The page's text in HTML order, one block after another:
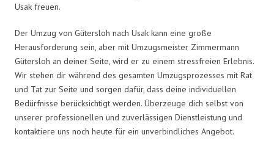
Usak freuen.
Der Umzug von Gütersloh nach Usak kann eine große
Herausforderung sein, aber mit Umzugsmeister Zimmermann
Gütersloh an deiner Seite, wird er zu einem stressfreien Erlebnis.
Wir stehen dir während des gesamten Umzugsprozesses mit Rat
und Tat zur Seite und sorgen dafür, dass deine individuellen
Bedürfnisse berücksichtigt werden. Überzeuge dich selbst von
unserer professionellen und zuverlässigen Dienstleistung und
kontaktiere uns noch heute für ein unverbindliches Angebot.